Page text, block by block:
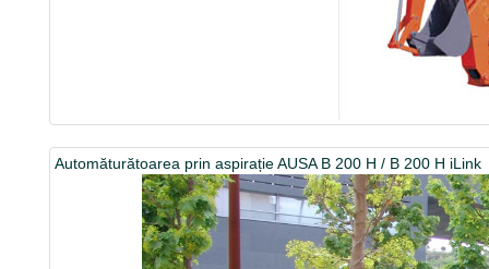
Automăturătoarea prin aspirație AUSA B 200 H / B 200 H iLink